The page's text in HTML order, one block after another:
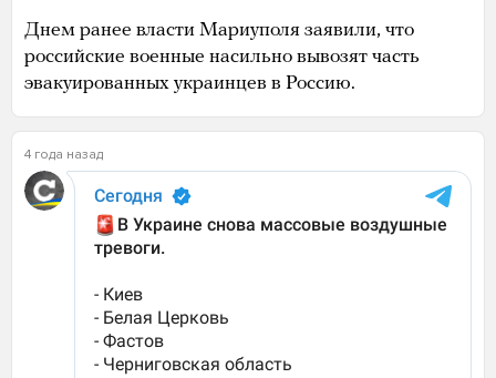
Днем ранее власти Мариуполя заявили, что
российские военные насильно вывозят часть
эвакуированных украинцев в Россию.
4 года назад